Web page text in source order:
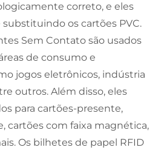
correto, e eles
os cartões PVC.
Sem Contato são usados
de consumo e
jogos eletrônicos, indústria
outros. Além disso, eles
para cartões-presente,
cartões com faixa magnética,
Os bilhetes de papel RFID